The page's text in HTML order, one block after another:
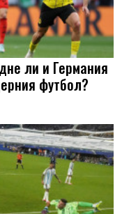
ли и Германия
футбол?